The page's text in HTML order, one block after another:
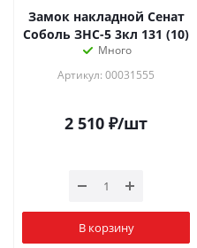
Замок накладной Сенат
Соболь ЗНС-5 3кл 131 (10)
Много
Артикул: 00031555
2 510 ₽/шт
В корзину